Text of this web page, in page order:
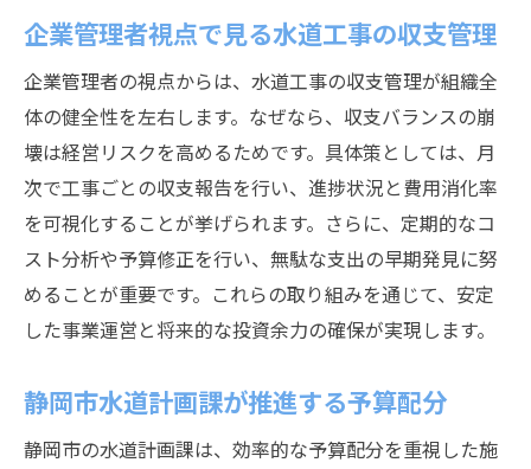
耐震水道工事の費用計画と予算管理法
災害時にも強い水道工事の資金計画事例
静岡市下水道との連携による災害予算対策
水道管路課が担う災害対応の予算運用
予算計画に反映する災害リスク評価の方法
水道計画課と連携した予算配分の工夫
水道計画課と共に進める予算配分事例
静岡市水道工事における連携予算管理術
水道建設維持課との協働で成果を高める方
公営企業管理者の視点で予算配分を考える
下水道部門と協力した予算最適化の実践
企業管理者視点で見る水道工事の収支管理
企業管理者の視点からは、水道工事の収支管理が組織全
体の健全性を左右します。なぜなら、収支バランスの崩
壊は経営リスクを高めるためです。具体策としては、月
次で工事ごとの収支報告を行い、進捗状況と費用消化率
を可視化することが挙げられます。さらに、定期的なコ
スト分析や予算修正を行い、無駄な支出の早期発見に努
めることが重要です。これらの取り組みを通じて、安定
した事業運営と将来的な投資余力の確保が実現します。
静岡市水道計画課が推進する予算配分
静岡市の水道計画課は、効率的な予算配分を重視した施